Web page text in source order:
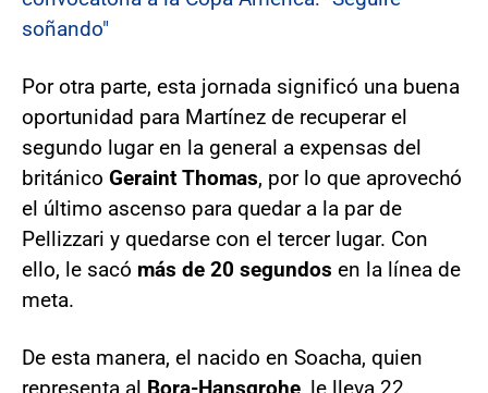
soñando"
Por otra parte, esta jornada significó una buena
oportunidad para Martínez de recuperar el
segundo lugar en la general a expensas del
británico Geraint Thomas, por lo que aprovechó
el último ascenso para quedar a la par de
Pellizzari y quedarse con el tercer lugar. Con
ello, le sacó más de 20 segundos en la línea de
meta.
De esta manera, el nacido en Soacha, quien
representa al Bora-Hansgrohe , le lleva 22